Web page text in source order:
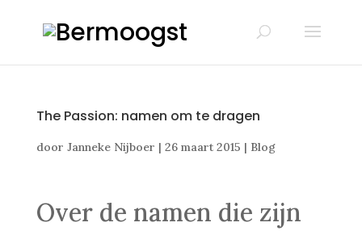
The Passion: namen om te dragen
door Janneke Nijboer | 26 maart 2015 | Blog
Over de namen die zijn